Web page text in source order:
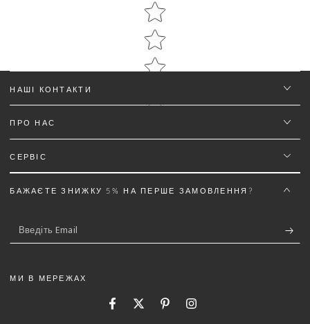
Ім'я *
Текст відгуку (не менш 50 символів)
НАШІ КОНТАКТИ
ПРО НАС
СЕРВІС
БАЖАЄТЕ ЗНИЖКУ 5% НА ПЕРШЕ ЗАМОВЛЕННЯ?
Введіть
Email
МИ В МЕРЕЖАХ
FacebookTwitterPinterestInstagram